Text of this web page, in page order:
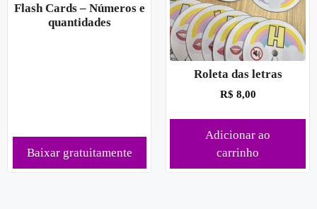
Flash Cards – Números e
quantidades
Baixar gratuitamente
Roleta das letras
R$ 8,00
Adicionar ao
carrinho